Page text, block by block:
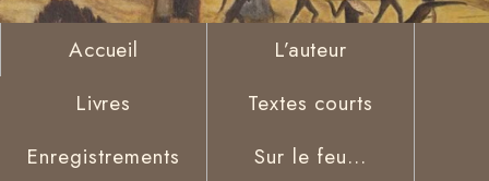
Accueil
L’auteur
Livres
Textes courts
Enregistrements
Sur le feu...